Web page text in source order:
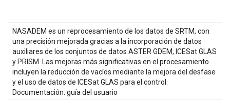
NASADEM es un reprocesamiento de los datos de SRTM, con
una precisión mejorada gracias a la incorporación de datos
auxiliares de los conjuntos de datos ASTER GDEM, ICESat GLAS
y PRISM. Las mejoras más significativas en el procesamiento
incluyen la reducción de vacíos mediante la mejora del desfase
y el uso de datos de ICESat GLAS para el control.
Documentación: guía del usuario